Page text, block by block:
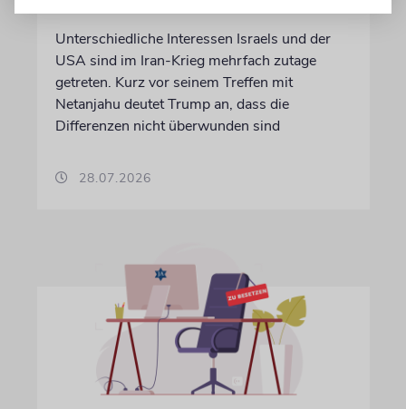
Unterschiedliche Interessen Israels und der
USA sind im Iran-Krieg mehrfach zutage
getreten. Kurz vor seinem Treffen mit
Netanjahu deutet Trump an, dass die
Differenzen nicht überwunden sind
28.07.2026